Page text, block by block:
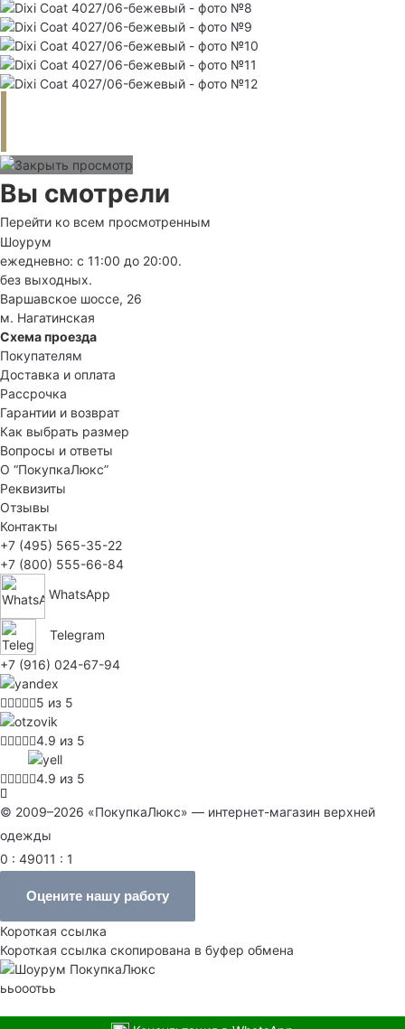
Вы смотрели
Перейти ко всем просмотренным
Шоурум
ежедневно: с 11:00 до 20:00.
без выходных.
Варшавское шоссе, 26
м. Нагатинская
Схема проезда
Покупателям
Доставка и оплата
Рассрочка
Гарантии и возврат
Как выбрать размер
Вопросы и ответы
О “ПокупкаЛюкс”
Реквизиты
Отзывы
Контакты
+7 (495) 565-35-22
+7 (800) 555-66-84
WhatsApp
Telegram
+7 (916) 024-67-94
5 из 5
4.9 из 5
4.9 из 5
© 2009–2026 «ПокупкаЛюкс» — интернет-магазин верхней
одежды
0 : 49011 : 1
Оцените нашу работу
Короткая ссылка
Короткая ссылка скопирована в буфер обмена
ььооотьь